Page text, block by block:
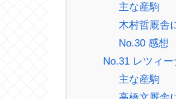
主な産駒
木村哲厩舎
No.30 感想
No.31 レツィ
主な産駒